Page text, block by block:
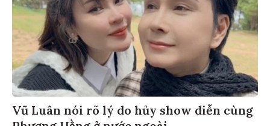
Vũ Luân nói rõ lý do hủy show diễn cùng